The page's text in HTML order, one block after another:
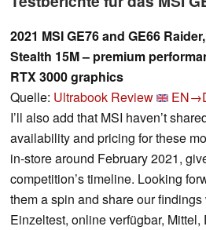
2021 MSI GE76 and GE66
Stealth 15M – premium
RTX 3000 graphics
Quelle: Ultrabook Review
I’ll also add that MSI haven’t
availability and pricing for these
in-store around February 2021,
competition’s timeline. Looking
them a spin and share our findings
Einzeltest, online verfügbar, Mittel,